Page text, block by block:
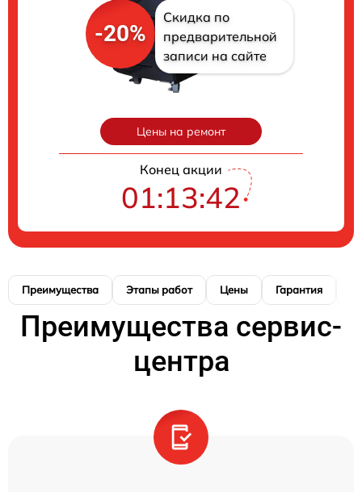
-20%
Скидка по
предварительной
записи на сайте
Цены на ремонт
Конец акции
01:13:41
Преимущества Этапы работ Цены Гарантия
Преимущества сервис-
центра